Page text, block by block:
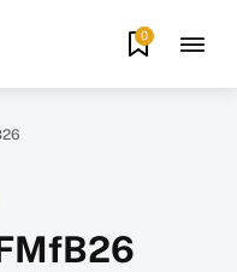
0